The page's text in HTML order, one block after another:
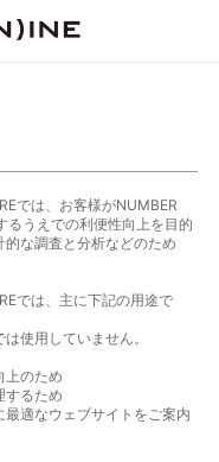
では、お客様がNUMBER
るうえでの利便性向上を目的
な調査と分析などのため
では、主に下記の用途で
使用していません。
上のため
するため
最適なウェブサイトをご案内